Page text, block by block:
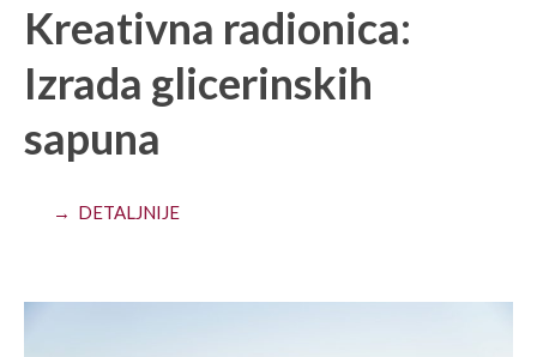
Kreativna radionica:
Izrada glicerinskih
sapuna
→ DETALJNIJE